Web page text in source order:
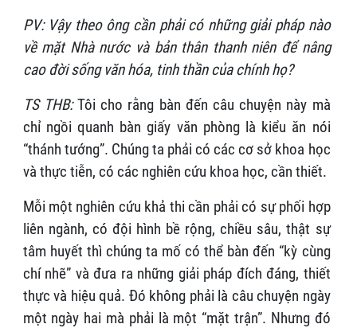
PV: Vậy theo ông cần phải có những giải pháp nào
về mặt Nhà nước và bản thân thanh niên để nâng
cao đời sống văn hóa, tinh thần của chính họ?
TS THB:Tôi cho rằng bàn đến câu chuyện này mà
chỉ ngồi quanh bàn giấy văn phòng là kiểu ăn nói
“thánh tướng”. Chúng ta phải có các cơ sở khoa học
và thực tiễn, có các nghiên cứu khoa học, cần thiết.
Mỗi một nghiên cứu khả thi cần phải có sự phối hợp
liên ngành, có đội hình bề rộng, chiều sâu, thật sự
tâm huyết thì chúng ta mố có thể bàn đến “kỳ cùng
chí nhẽ” và đưa ra những giải pháp đích đáng, thiết
thực và hiệu quả. Đó không phải là câu chuyện ngày
một ngày hai mà phải là một “mặt trận”. Nhưng đó